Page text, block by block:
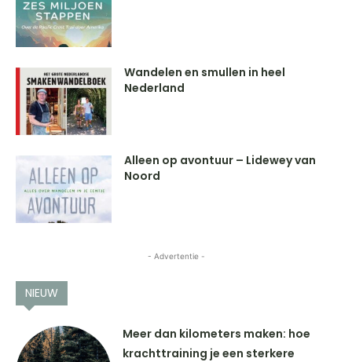
Wandelen en smullen in heel
Nederland
Alleen op avontuur – Lidewey van
Noord
- Advertentie -
NIEUW
Meer dan kilometers maken: hoe
krachttraining je een sterkere